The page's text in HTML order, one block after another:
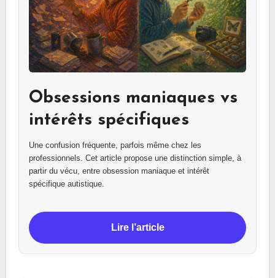
Obsessions maniaques vs
intérêts spécifiques
Une confusion fréquente, parfois même chez les
professionnels. Cet article propose une distinction simple, à
partir du vécu, entre obsession maniaque et intérêt
spécifique autistique.
Lire l’article